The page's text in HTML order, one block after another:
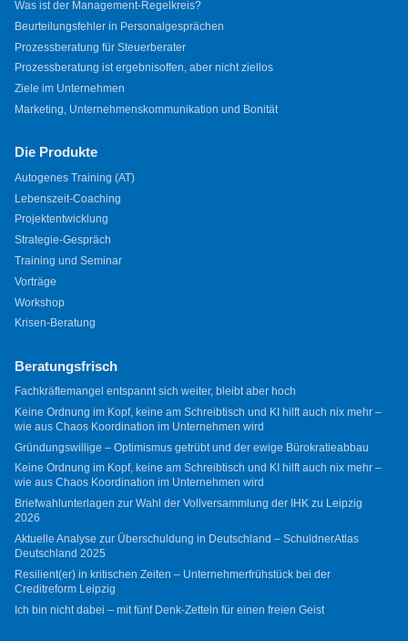
Was ist der Management-Regelkreis?
Beurteilungsfehler in Personalgesprächen
Prozessberatung für Steuerberater
Prozessberatung ist ergebnisoffen, aber nicht ziellos
Ziele im Unternehmen
Marketing, Unternehmenskommunikation und Bonität
Die Produkte
Autogenes Training (AT)
Lebenszeit-Coaching
Projektentwicklung
Strategie-Gespräch
Training und Seminar
Vorträge
Workshop
Krisen-Beratung
Beratungsfrisch
Fachkräftemangel entspannt sich weiter, bleibt aber hoch
Keine Ordnung im Kopf, keine am Schreibtisch und KI hilft auch nix mehr –
wie aus Chaos Koordination im Unternehmen wird
Gründungswillige – Optimismus getrübt und der ewige Bürokratieabbau
Keine Ordnung im Kopf, keine am Schreibtisch und KI hilft auch nix mehr –
wie aus Chaos Koordination im Unternehmen wird
Briefwahlunterlagen zur Wahl der Vollversammlung der IHK zu Leipzig
2026
Aktuelle Analyse zur Überschuldung in Deutschland – SchuldnerAtlas
Deutschland 2025
Resilient(er) in kritischen Zeiten – Unternehmerfrühstück bei der
Creditreform Leipzig
Ich bin nicht dabei – mit fünf Denk-Zetteln für einen freien Geist